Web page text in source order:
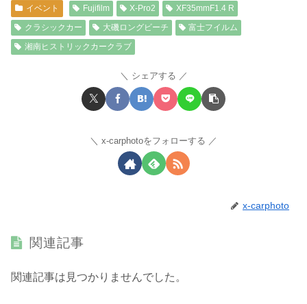
イベント Fujifilm X-Pro2
XF35mmF1.4 R
クラシックカー
大磯ロングビーチ
富士フイルム
湘南ヒストリックカークラブ
シェアする
x-carphotoをフォローする
x-carphoto
関連記事
関連記事は見つかりませんでした。